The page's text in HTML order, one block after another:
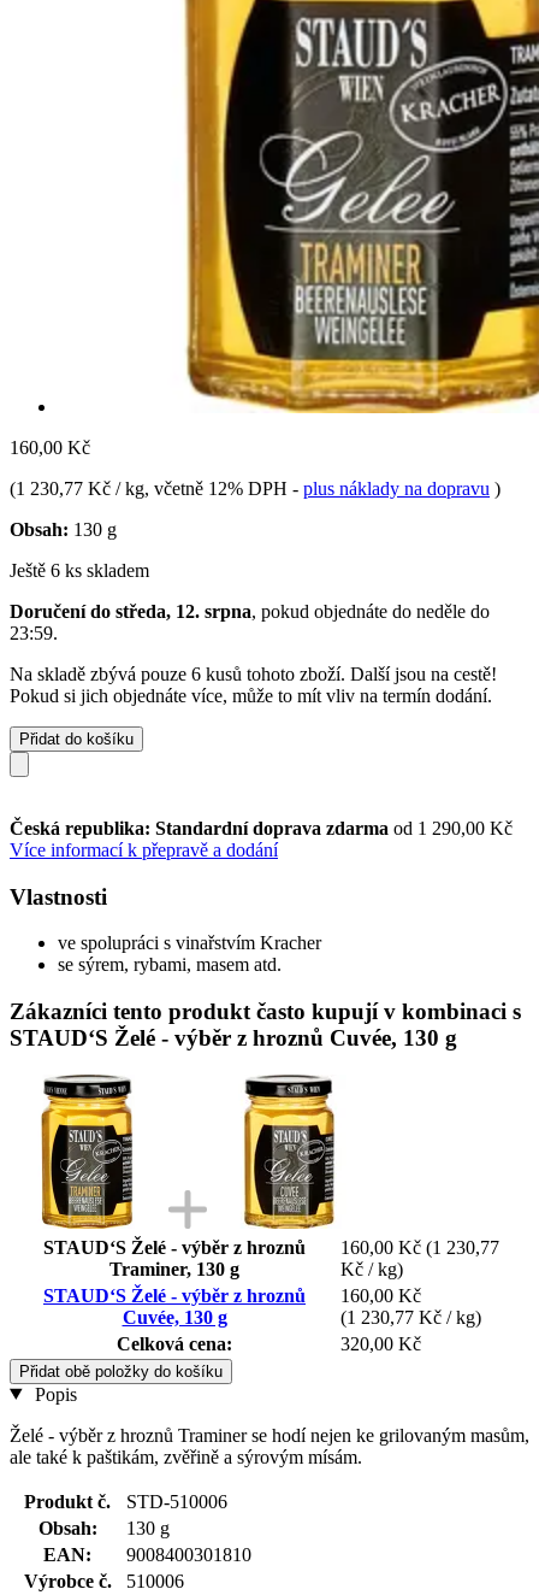
160,00 Kč
(1 230,77 Kč / kg, včetně 12% DPH - plus náklady na dopravu )
Obsah: 130 g
Ještě 6 ks skladem
Doručení do středa, 12. srpna, pokud objednáte do neděle do
23:59.
Na skladě zbývá pouze 6 kusů tohoto zboží. Další jsou na cestě!
Pokud si jich objednáte více, může to mít vliv na termín dodání.
Přidat do košíku
Česká republika: Standardní doprava zdarma od 1 290,00 Kč
Více informací k přepravě a dodání
Vlastnosti
ve spolupráci s vinařstvím Kracher
se sýrem, rybami, masem atd.
Zákazníci tento produkt často kupují v kombinaci s
STAUD‘S Želé - výběr z hroznů Cuvée, 130 g
STAUD‘S Želé - výběr z hroznů
Traminer, 130 g
160,00 Kč (1 230,77
Kč / kg)
STAUD‘S Želé - výběr z hroznů
Cuvée, 130 g
160,00 Kč
(1 230,77 Kč / kg)
Celková cena:
320,00 Kč
Přidat obě položky do košíku
Popis
Želé - výběr z hroznů Traminer se hodí nejen ke grilovaným masům,
ale také k paštikám, zvěřině a sýrovým mísám.
Produkt č.
STD-510006
Obsah:
130 g
EAN:
9008400301810
Výrobce č.
510006